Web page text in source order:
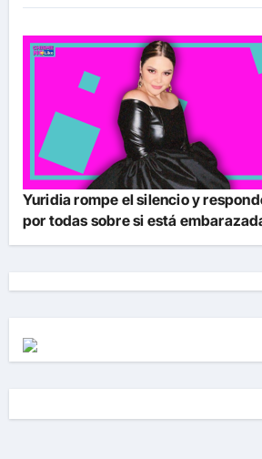
Yuridia rompe el silencio y
por todas sobre si está